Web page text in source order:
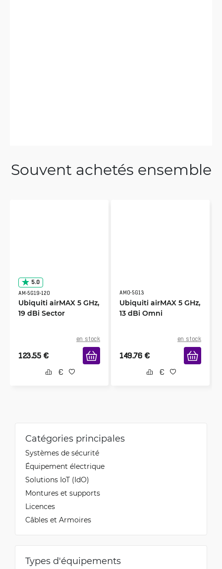
Souvent achetés ensemble
5.0
AM-5G19-120
Ubiquiti airMAX 5 GHz,
19 dBi Sector
en stock
123.55 €
AMO-5G13
Ubiquiti airMAX 5 GHz,
13 dBi Omni
en stock
149.76 €
Catégories principales
Systèmes de sécurité
Équipement électrique
Solutions IoT (IdO)
Montures et supports
Licences
Câbles et Armoires
Types d'équipements